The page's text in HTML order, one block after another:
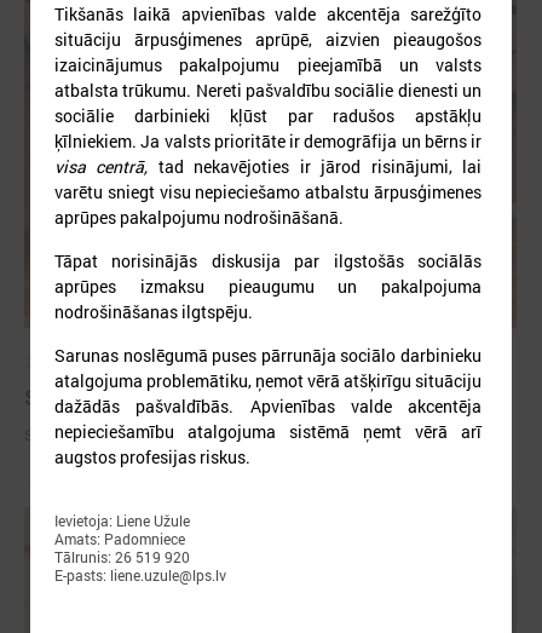
2026. gada 09. jūlijs
Sumināti Latvijas labākie tirgotāji
Sumināti Latvijas labākie tirgotāji
Tikšanās laikā apvienības valde akcentēja sarežģīto
situāciju ārpusģimenes aprūpē, aizvien pieaugošos
izaicinājumus pakalpojumu pieejamībā un valsts
atbalsta trūkumu. Nereti pašvaldību sociālie dienesti un
sociālie darbinieki kļūst par radušos apstākļu
ķīlniekiem. Ja valsts prioritāte ir demogrāfija un bērns ir
visa centrā, tad nekavējoties ir jārod risinājumi, lai
varētu sniegt visu nepieciešamo atbalstu ārpusģimenes
aprūpes pakalpojumu nodrošināšanā.
Tāpat norisinājās diskusija par ilgstošās sociālās
aprūpes izmaksu pieaugumu un pakalpojuma
nodrošināšanas ilgtspēju.
Sarunas noslēgumā puses pārrunāja sociālo darbinieku
atalgojuma problemātiku, ņemot vērā atšķirīgu situāciju
dažādās pašvaldībās. Apvienības valde akcentēja
nepieciešamību atalgojuma sistēmā ņemt vērā arī
augstos profesijas riskus.
Ievietoja: Liene Užule
Amats: Padomniece
Tālrunis: 26 519 920
E-pasts: liene.uzule@lps.lv